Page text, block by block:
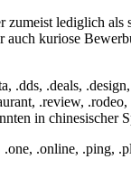
zumeist lediglich
kuriose
.dds, .deals,
.review, .rodeo,
in chinesischer
.online, .ping,